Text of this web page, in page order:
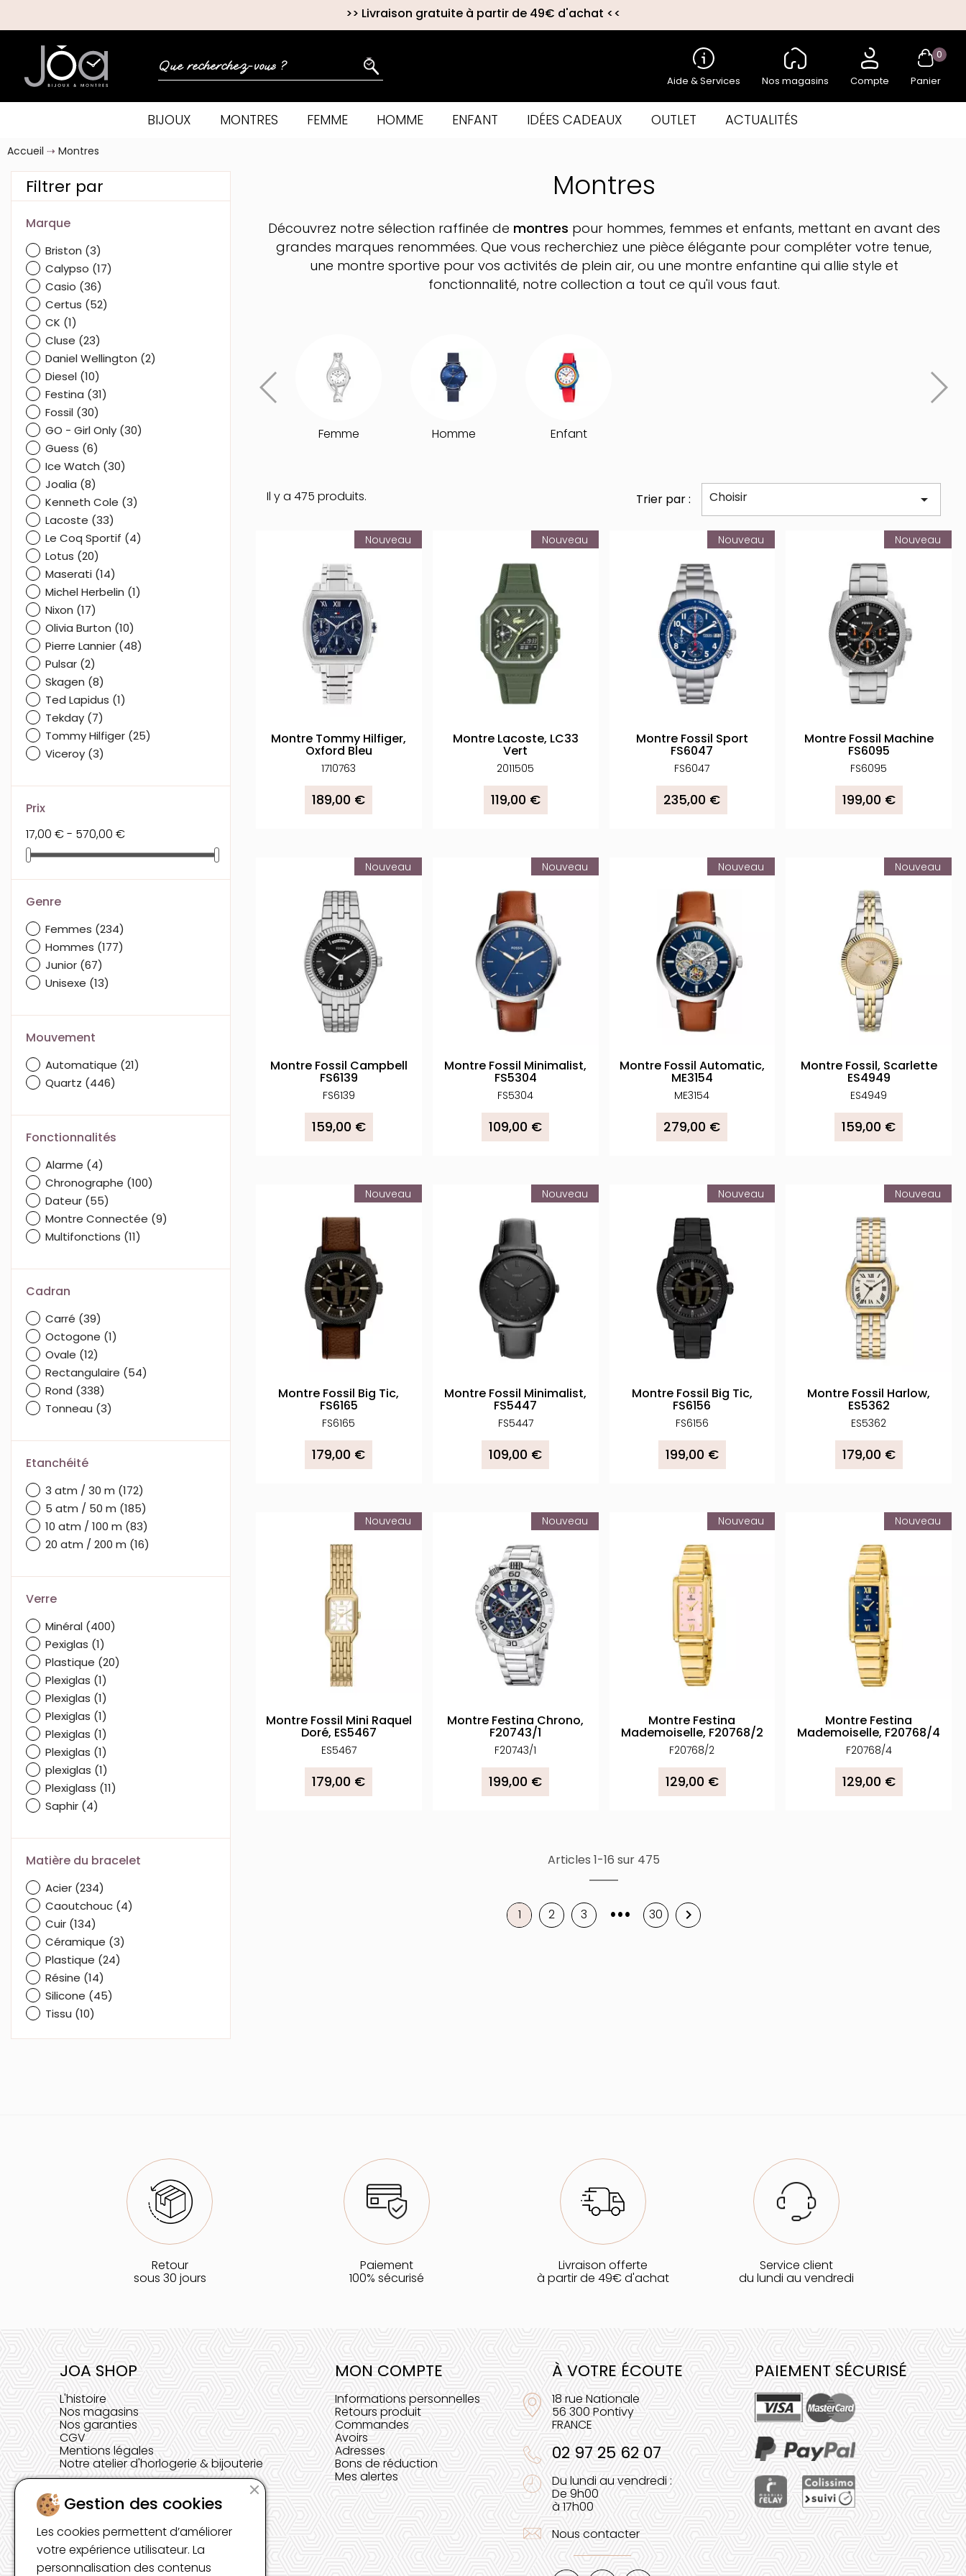
>> Livraison gratuite à partir de 49€ d'achat <<
Aide & Services Nos magasins Compte
0
Panier
BIJOUX MONTRES FEMME HOMME ENFANT IDÉES CADEAUX OUTLET ACTUALITÉS
Accueil Montres
Filtrer par
Marque
Briston (3)
Calypso (17)
Casio (36)
Certus (52)
CK (1)
Cluse (23)
Daniel Wellington (2)
Diesel (10)
Festina (31)
Fossil (30)
GO - Girl Only (30)
Guess (6)
Ice Watch (30)
Joalia (8)
Kenneth Cole (3)
Lacoste (33)
Le Coq Sportif (4)
Lotus (20)
Maserati (14)
Michel Herbelin (1)
Nixon (17)
Olivia Burton (10)
Pierre Lannier (48)
Pulsar (2)
Skagen (8)
Ted Lapidus (1)
Tekday (7)
Tommy Hilfiger (25)
Viceroy (3)
Prix
17,00 € - 570,00 €
Genre
Femmes (234)
Hommes (177)
Junior (67)
Unisexe (13)
Mouvement
Automatique (21)
Quartz (446)
Fonctionnalités
Alarme (4)
Chronographe (100)
Dateur (55)
Montre Connectée (9)
Multifonctions (11)
Cadran
Carré (39)
Octogone (1)
Ovale (12)
Rectangulaire (54)
Rond (338)
Tonneau (3)
Etanchéité
3 atm / 30 m (172)
5 atm / 50 m (185)
10 atm / 100 m (83)
20 atm / 200 m (16)
Verre
Minéral (400)
Pexiglas (1)
Plastique (20)
Plexiglas (1)
Plexiglas (1)
Plexiglas (1)
Plexiglas (1)
Plexiglas (1)
plexiglas (1)
Plexiglass (11)
Saphir (4)
Matière du bracelet
Acier (234)
Caoutchouc (4)
Cuir (134)
Céramique (3)
Plastique (24)
Résine (14)
Silicone (45)
Tissu (10)
Montres
Découvrez notre sélection raffinée de montres pour hommes, femmes et enfants, mettant en avant des
grandes marques renommées. Que vous recherchiez une pièce élégante pour compléter votre tenue,
une montre sportive pour vos activités de plein air, ou une montre enfantine qui allie style et
fonctionnalité, notre collection a tout ce qu'il vous faut.
Femme Homme Enfant
Il y a 475 produits. Trier par : Choisir 
Nouveau
Montre Tommy Hilfiger,
Oxford Bleu
1710763
189,00 €
Nouveau
Montre Lacoste, LC33
Vert
2011505
119,00 €
Nouveau
Montre Fossil Sport
FS6047
FS6047
235,00 €
Nouveau
Montre Fossil Machine
FS6095
FS6095
199,00 €
Nouveau
Montre Fossil Campbell
FS6139
FS6139
159,00 €
Nouveau
Montre Fossil Minimalist,
FS5304
FS5304
109,00 €
Nouveau
Montre Fossil Automatic,
ME3154
ME3154
279,00 €
Nouveau
Montre Fossil, Scarlette
ES4949
ES4949
159,00 €
Nouveau
Montre Fossil Big Tic,
FS6165
FS6165
179,00 €
Nouveau
Montre Fossil Minimalist,
FS5447
FS5447
109,00 €
Nouveau
Montre Fossil Big Tic,
FS6156
FS6156
199,00 €
Nouveau
Montre Fossil Harlow,
ES5362
ES5362
179,00 €
Nouveau
Montre Fossil Mini Raquel
Doré, ES5467
ES5467
179,00 €
Nouveau
Montre Festina Chrono,
F20743/1
F20743/1
199,00 €
Nouveau
Montre Festina
Mademoiselle, F20768/2
F20768/2
129,00 €
Nouveau
Montre Festina
Mademoiselle, F20768/4
F20768/4
129,00 €
Articles 1-16 sur 475
1 2 3 ••• 30 
Retour
sous 30 jours
Paiement
100% sécurisé
Livraison offerte
à partir de 49€ d'achat
Service client
du lundi au vendredi
JOA SHOP
L'histoire
Nos magasins
Nos garanties
CGV
Mentions légales
Notre atelier d'horlogerie & bijouterie
MON COMPTE
Informations personnelles
Retours produit
Commandes
Avoirs
Adresses
Bons de réduction
Mes alertes
À VOTRE ÉCOUTE
18 rue Nationale
56 300 Pontivy
FRANCE
02 97 25 62 07
Du lundi au vendredi :
De 9h00
à 17h00
Nous contacter
PAIEMENT SÉCURISÉ
Gestion des cookies
Les cookies permettent d’améliorer
votre expérience utilisateur. La
personnalisation des contenus